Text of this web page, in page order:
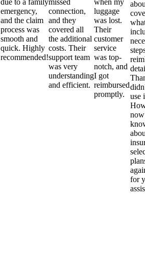
emergency,
and the claim
process was
smooth and
quick. Highly
recommended!
connection,
and they
covered all
the additional
costs. Their
support team
was very
understanding
and efficient.
luggage
was lost.
Their
customer
service
was top-
notch, and
I got
reimbursed
promptly.
use
for